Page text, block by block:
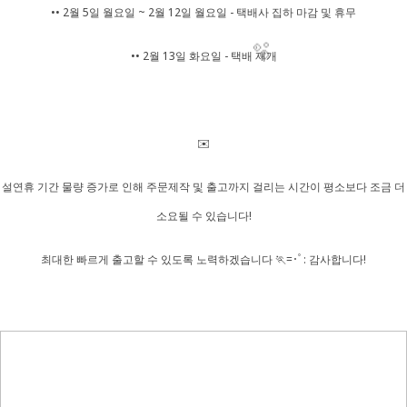
•• 2월 5일 월요일 ~ 2월 12일 월요일 - 택배사 집하 마감 및 휴무
•• 2월 13일 화요일 - 택배 재개
✉️
설연휴 기간 물량 증가로 인해 주문제작 및 출고까지 걸리는 시간이 평소보다 조금 더
소요될 수 있습니다!
최대한 빠르게 출고할 수 있도록 노력하겠습니다 🏃=･ﾟ: 감사합니다!
🫧